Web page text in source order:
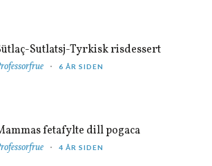
Sutlatsj-Tyrkisk risdessert
6 ÅR SIDEN
fetafylte dill pogaca
4 ÅR SIDEN